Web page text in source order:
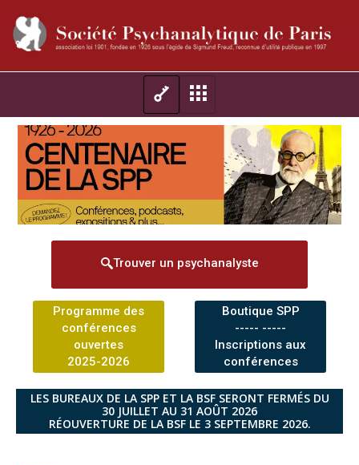
Trouver un psychanalyste
Programme des
conférences
ouvertes
2025-2026
Boutique SPP
----- -----
Inscriptions aux
conférences
LES BUREAUX DE LA SPP ET LA BSF SERONT FERMÉS DU
30 JUILLET AU 31 AOÛT 2026
RÉOUVERTURE DE LA BSF LE 3 SEPTEMBRE 2026.